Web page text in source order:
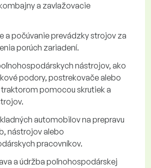
a zavlažovacie
a počúvanie prevádzky strojov za
porúch zariadení.
nástrojov, ako
podory, postrekovače alebo
pomocou skrutiek a
automobilov na prepravu
nástrojov alebo
pracovníkov.
a údržba poľnohospodárskej